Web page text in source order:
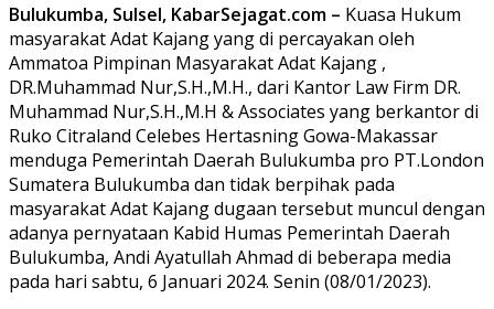
Bulukumba, Sulsel, KabarSejagat.com – Kuasa Hukum
masyarakat Adat Kajang yang di percayakan oleh
Ammatoa Pimpinan Masyarakat Adat Kajang ,
DR.Muhammad Nur,S.H.,M.H., dari Kantor Law Firm DR.
Muhammad Nur,S.H.,M.H & Associates yang berkantor di
Ruko Citraland Celebes Hertasning Gowa-Makassar
menduga Pemerintah Daerah Bulukumba pro PT.London
Sumatera Bulukumba dan tidak berpihak pada
masyarakat Adat Kajang dugaan tersebut muncul dengan
adanya pernyataan Kabid Humas Pemerintah Daerah
Bulukumba, Andi Ayatullah Ahmad di beberapa media
pada hari sabtu, 6 Januari 2024. Senin (08/01/2023).